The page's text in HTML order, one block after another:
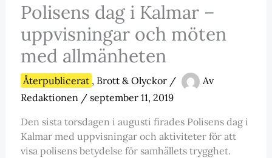
Polisens dag i Kalmar –
uppvisningar och möten
med allmänheten
Återpublicerat , Brott & Olyckor/
Av
Redaktionen / september 11, 2019
Den sista torsdagen i augusti firades Polisens dag i
Kalmar med uppvisningar och aktiviteter för att
visa polisens betydelse för samhällets trygghet.